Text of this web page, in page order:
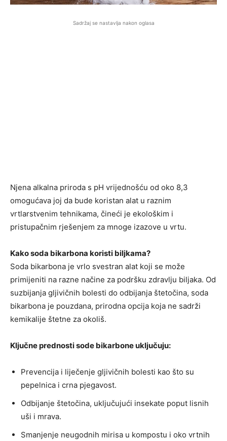
Sadržaj se nastavlja nakon oglasa
Njena alkalna priroda s pH vrijednošću od oko 8,3
omogućava joj da bude koristan alat u raznim
vrtlarstvenim tehnikama, čineći je ekološkim i
pristupačnim rješenjem za mnoge izazove u vrtu.
Kako soda bikarbona koristi biljkama?
Soda bikarbona je vrlo svestran alat koji se može
primijeniti na razne načine za podršku zdravlju biljaka. Od
suzbijanja gljivičnih bolesti do odbijanja štetočina, soda
bikarbona je pouzdana, prirodna opcija koja ne sadrži
kemikalije štetne za okoliš.
Ključne prednosti sode bikarbone uključuju:
Prevencija i liječenje gljivičnih bolesti kao što su
pepelnica i crna pjegavost.
Odbijanje štetočina, uključujući insekate poput lisnih
uši i mrava.
Smanjenje neugodnih mirisa u kompostu i oko vrtnih